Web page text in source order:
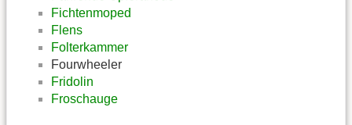
Fichtenmoped
Flens
Folterkammer
Fourwheeler
Fridolin
Froschauge